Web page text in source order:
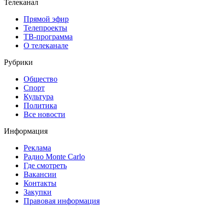
Телеканал
Прямой эфир
Телепроекты
ТВ-программа
О телеканале
Рубрики
Общество
Спорт
Культура
Политика
Все новости
Информация
Реклама
Радио Monte Carlo
Где смотреть
Вакансии
Контакты
Закупки
Правовая информация